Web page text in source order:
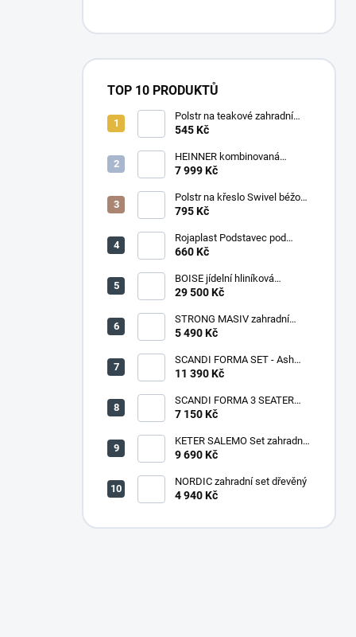
TOP 10 PRODUKTŮ
Polstr na teakové zahradní
křeslo vysoké - látka motiv
545 Kč
HEINNER kombinovaná
chladnička HF-
7 999 Kč
Polstr na křeslo Swivel béžový
melír
795 Kč
Rojaplast Podstavec pod
slunečník 22kg
660 Kč
BOISE jídelní hliníková
souprava CAPPUCCINO
29 500 Kč
STRONG MASIV zahradní
lavice dřevěná - 180 cm
5 490 Kč
SCANDI FORMA SET - Ash
grey/Storm grey
11 390 Kč
SCANDI FORMA 3 SEATER
SOFA - Ash grey/Storm grey
7 150 Kč
KETER SALEMO Set zahradní,
grafit/šedá 17206003
9 690 Kč
NORDIC zahradní set dřevěný
4 940 Kč